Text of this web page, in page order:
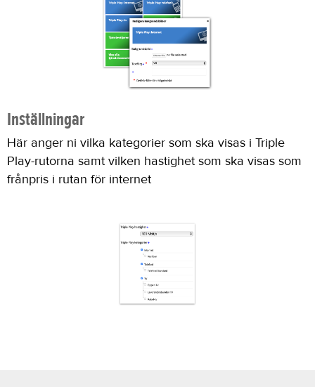
Inställningar
Här anger ni vilka kategorier som ska visas i Triple
Play-rutorna samt vilken hastighet som ska visas som
frånpris i rutan för internet